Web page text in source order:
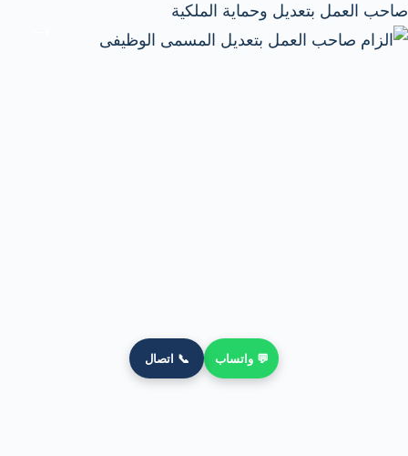
صاحب العمل بتعديل وحماية الملكية
💬 واتساب 📞 اتصال